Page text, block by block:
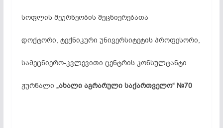
სოფლის მეურნეობის მეცნიერებათა
დოქტორი, ტექნიკური უნივერსიტეტის პროფესორი,
სამეცნიერო-კვლევითი ცენტრის კონსულტანტი
ჟურნალი „ახალი აგრარული საქართველო“ №70